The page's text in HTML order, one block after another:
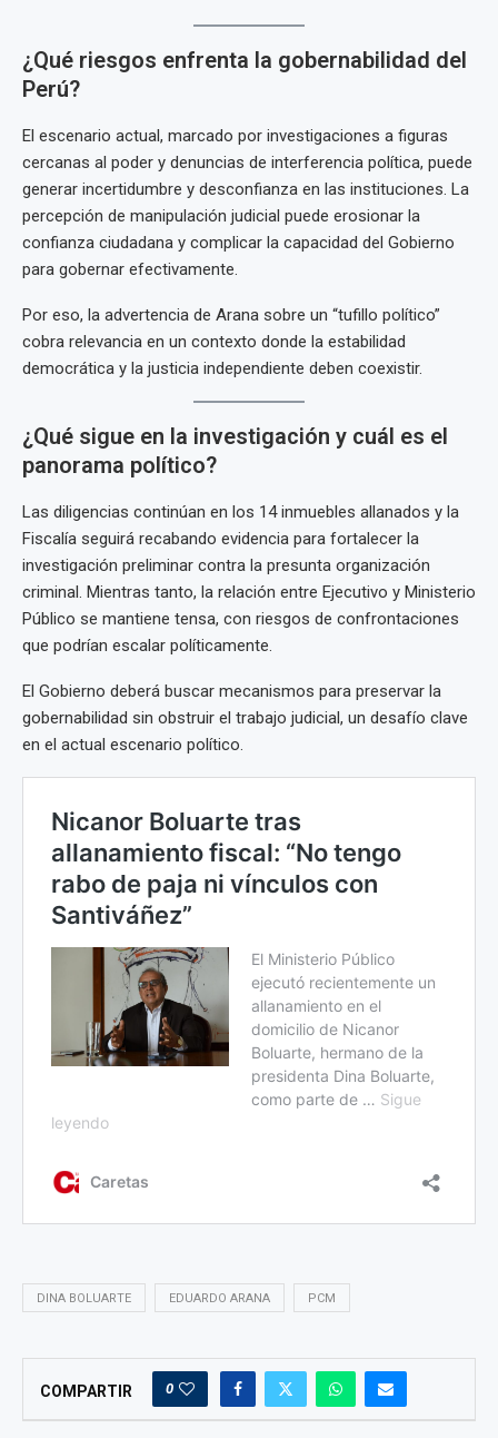
¿Qué riesgos enfrenta la gobernabilidad del
Perú?
El escenario actual, marcado por investigaciones a figuras
cercanas al poder y denuncias de interferencia política, puede
generar incertidumbre y desconfianza en las instituciones. La
percepción de manipulación judicial puede erosionar la
confianza ciudadana y complicar la capacidad del Gobierno
para gobernar efectivamente.
Por eso, la advertencia de Arana sobre un “tufillo político”
cobra relevancia en un contexto donde la estabilidad
democrática y la justicia independiente deben coexistir.
¿Qué sigue en la investigación y cuál es el
panorama político?
Las diligencias continúan en los 14 inmuebles allanados y la
Fiscalía seguirá recabando evidencia para fortalecer la
investigación preliminar contra la presunta organización
criminal. Mientras tanto, la relación entre Ejecutivo y Ministerio
Público se mantiene tensa, con riesgos de confrontaciones
que podrían escalar políticamente.
El Gobierno deberá buscar mecanismos para preservar la
gobernabilidad sin obstruir el trabajo judicial, un desafío clave
en el actual escenario político.
DINA BOLUARTE EDUARDO ARANA PCM
COMPARTIR 0